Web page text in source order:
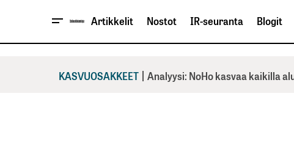
Artikkelit Nostot IR-seuranta Blogit
KASVUOSAKKEET | Analyysi: NoHo kasvaa kaikilla